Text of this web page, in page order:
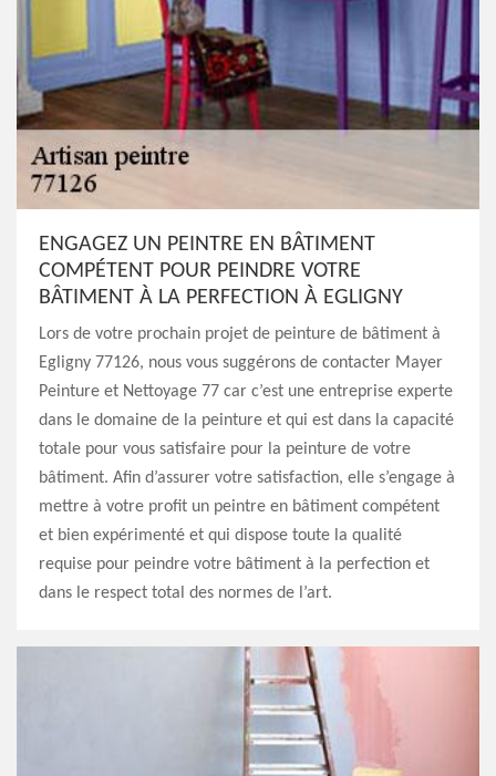
ENGAGEZ UN PEINTRE EN BÂTIMENT
COMPÉTENT POUR PEINDRE VOTRE
BÂTIMENT À LA PERFECTION À EGLIGNY
Lors de votre prochain projet de peinture de bâtiment à
Egligny 77126, nous vous suggérons de contacter Mayer
Peinture et Nettoyage 77 car c’est une entreprise experte
dans le domaine de la peinture et qui est dans la capacité
totale pour vous satisfaire pour la peinture de votre
bâtiment. Afin d’assurer votre satisfaction, elle s’engage à
mettre à votre profit un peintre en bâtiment compétent
et bien expérimenté et qui dispose toute la qualité
requise pour peindre votre bâtiment à la perfection et
dans le respect total des normes de l’art.